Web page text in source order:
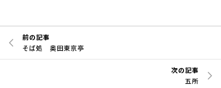
前の記事
そば処 奥田東京亭
次の記事
五所